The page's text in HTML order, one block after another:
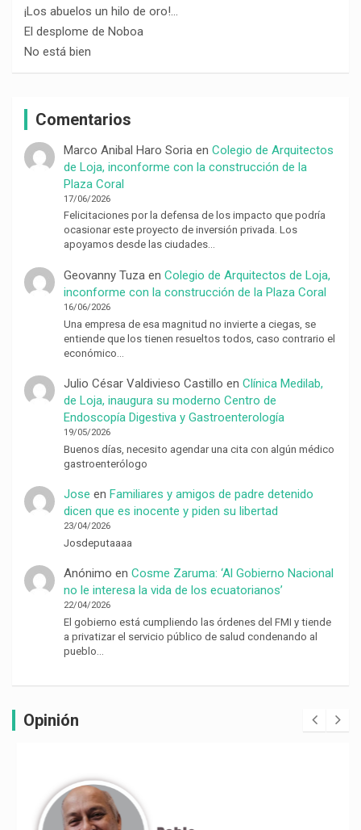
¡Los abuelos un hilo de oro!…
El desplome de Noboa
No está bien
Comentarios
Marco Anibal Haro Soriaen Colegio de Arquitectos
de Loja, inconforme con la construcción de la
Plaza Coral
17/06/2026
Felicitaciones por la defensa de los impacto que podría
ocasionar este proyecto de inversión privada. Los
apoyamos desde las ciudades…
Geovanny Tuzaen Colegio de Arquitectos de Loja,
inconforme con la construcción de la Plaza Coral
16/06/2026
Una empresa de esa magnitud no invierte a ciegas, se
entiende que los tienen resueltos todos, caso contrario el
económico…
Julio César Valdivieso Castillo en Clínica Medilab,
de Loja, inaugura su moderno Centro de
Endoscopía Digestiva y Gastroenterología
19/05/2026
Buenos días, necesito agendar una cita con algún médico
gastroenterólogo
Jose en Familiares y amigos de padre detenido
dicen que es inocente y piden su libertad
23/04/2026
Josdeputaaaa
Anónimo en Cosme Zaruma: ‘Al Gobierno Nacional
no le interesa la vida de los ecuatorianos’
22/04/2026
El gobierno está cumpliendo las órdenes del FMI y tiende
a privatizar el servicio público de salud condenando al
pueblo…
Opinión